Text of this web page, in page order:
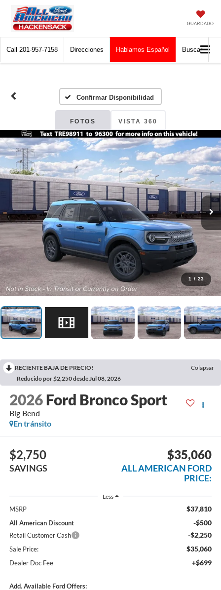
GUARDADO
Call 201-957-7158 Direcciones Hablamos Español Buscar
Confirmar Disponibilidad
FOTOS VISTA 360
1 / 23
RECIENTE BAJA DE PRECIO!
Colapsar
Reducido por $2,250 desde Jul 08, 2026
2026 Ford Bronco Sport
Big Bend
En tránsito
$2,750
SAVINGS
$35,060
ALL AMERICAN FORD
PRICE:
Less
MSRP $37,810
All American Discount -$500
Retail Customer Cash -$2,250
Sale Price: $35,060
Dealer Doc Fee +$699
Add. Available Ford Offers: